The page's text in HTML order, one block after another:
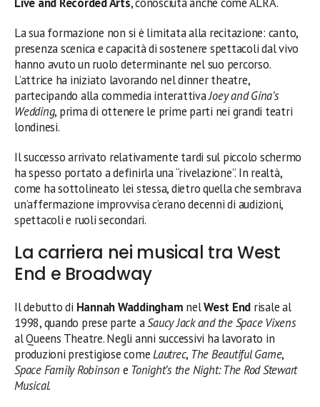
La sua formazione non si è limitata alla recitazione: canto,
presenza scenica e capacità di sostenere spettacoli dal vivo
hanno avuto un ruolo determinante nel suo percorso.
L’attrice ha iniziato lavorando nel dinner theatre,
partecipando alla commedia interattivaJoey and Gina’s
Wedding, prima di ottenere le prime parti nei grandi teatri
londinesi.
Il successo arrivato relativamente tardi sul piccolo schermo
ha spesso portato a definirla una “rivelazione”. In realtà,
come ha sottolineato lei stessa, dietro quella che sembrava
un’affermazione improvvisa c’erano decenni di audizioni,
spettacoli e ruoli secondari.
La carriera nei musical tra West
End e Broadway
Il debutto di Hannah Waddingham nelWest End risale al
1998, quando prese parte aSaucy Jack and the Space Vixens
al Queens Theatre. Negli anni successivi ha lavorato in
produzioni prestigiose comeLautrec, The Beautiful Game,
Space Family Robinson e Tonight’s the Night: The Rod Stewart
Musical.